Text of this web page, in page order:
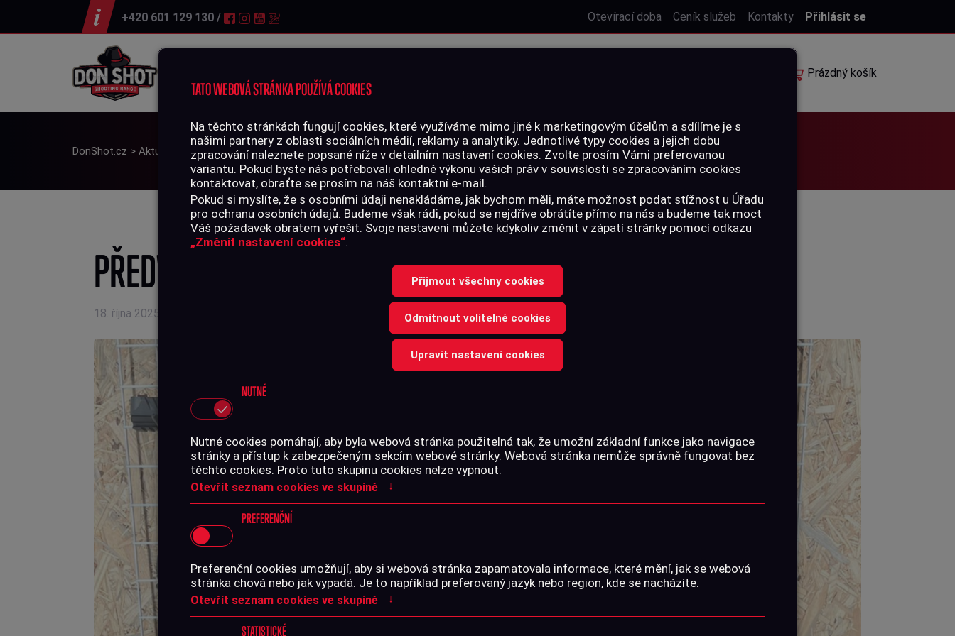
TATO WEBOVÁ STRÁNKA POUŽÍVÁ COOKIES
Na těchto stránkách fungují cookies, které využíváme mimo jiné k marketingovým účelům a sdílíme je s
našimi partnery z oblasti sociálních médií, reklamy a analytiky. Jednotlivé typy cookies a jejich dobu
zpracování naleznete popsané níže v detailním nastavení cookies. Zvolte prosím Vámi preferovanou
variantu. Pokud byste nás potřebovali ohledně výkonu vašich práv v souvislosti se zpracováním cookies
kontaktovat, obraťte se prosím na náš kontaktní e-mail.
Pokud si myslíte, že s osobními údaji nenakládáme, jak bychom měli, máte možnost podat stížnost u Úřadu
pro ochranu osobních údajů. Budeme však rádi, pokud se nejdříve obrátíte přímo na nás a budeme tak moct
Váš požadavek obratem vyřešit. Svoje nastavení můžete kdykoliv změnit v zápatí stránky pomocí odkazu
„Změnit nastavení cookies“.
Přijmout všechny cookies
Odmítnout volitelné cookies
Upravit nastavení cookies
NUTNÉ
Nutné cookies pomáhají, aby byla webová stránka použitelná tak, že umožní základní funkce jako navigace
stránky a přístup k zabezpečeným sekcím webové stránky. Webová stránka nemůže správně fungovat bez
těchto cookies. Proto tuto skupinu cookies nelze vypnout.
Otevřít seznam cookies ve skupině ↓
PREFERENČNÍ
Preferenční cookies umožňují, aby si webová stránka zapamatovala informace, které mění, jak se webová
stránka chová nebo jak vypadá. Je to například preferovaný jazyk nebo region, kde se nacházíte.
Otevřít seznam cookies ve skupině ↓
STATISTICKÉ
+420 601 129 130 / Otevírací doba Ceník služeb Kontakty Přihlásit se
Prázdný košík
DonShot.cz > Aktuality Předváděcí akce CB Servis
PŘEDVÁDĚCÍ AKCE CB SERVIS
18. října 2025